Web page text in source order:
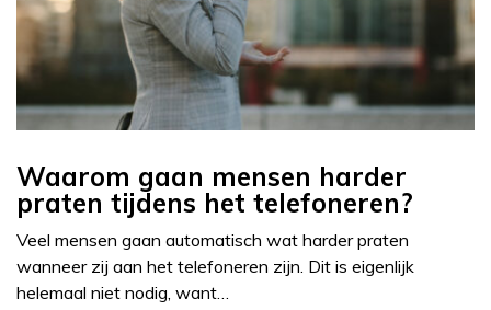
Waarom gaan mensen harder
praten tijdens het telefoneren?
Veel mensen gaan automatisch wat harder praten
wanneer zij aan het telefoneren zijn. Dit is eigenlijk
helemaal niet nodig, want…